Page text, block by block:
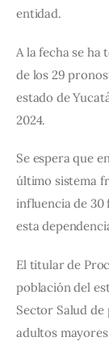
entidad.
A la fecha se
de los 29
estado de
2024.
Se espera que
último sistema
influencia de
esta
El titular de
población del
Sector Salud
adultos